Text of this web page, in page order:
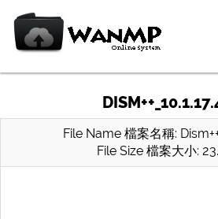
File Name 檔案名稱:
File Size 檔案大小: